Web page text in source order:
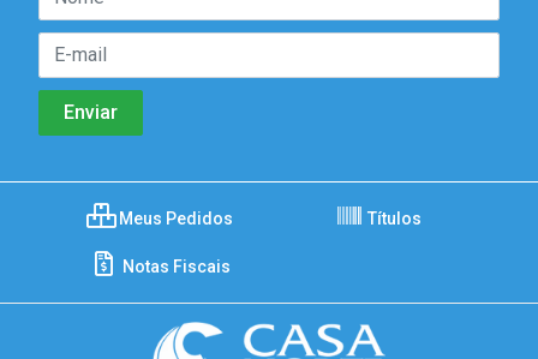
Meus Pedidos Títulos
Notas Fiscais